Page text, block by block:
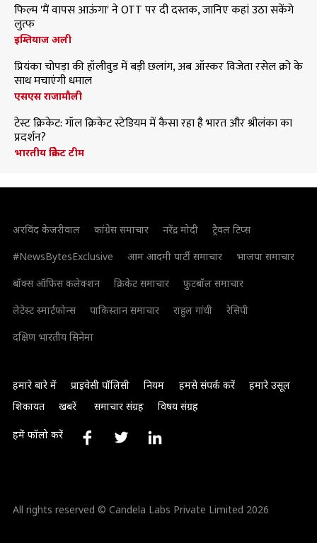
फिल्म 'मैं वापस आऊंगा' ने OTT पर दी दस्तक, जानिए कहां उठा सकेंगे
लुत्फ
इम्तियाज अली
प्रियंका चोपड़ा की हॉलीवुड में बड़ी छलांग, अब ऑस्कर विजेता रसेल क्रो के
साथ मचाएंगी धमाल
एसएस राजामौली
टेस्ट क्रिकेट: गॉल क्रिकेट स्टेडियम में कैसा रहा है भारत और श्रीलंका का
प्रदर्शन?
भारतीय क्रिकेट टीम
अरविंद केजरीवाल कांग्रेस समाचार नरेंद्र मोदी
ट्रैवल टिप्स
#NewsBytesExclusive
आम आदमी पार्टी समाचार
भाजपा समाचार
बॉक्स ऑफिस कलेक्शन
क्रिकेट समाचार
फुटबॉल समाचार
लेटेस्ट स्मार्टफोन्स
पाकिस्तान समाचार राहुल गांधी
रेसिपी
दक्षिण भारतीय सिनेमा
हमारे बारे में प्राइवेसी पॉलिसी नियम हमसे संपर्क करें
हमारे उसूल
शिकायत
खबरें समाचार संग्रह विषय संग्रह
हमें फॉलो करें
All rights reserved © Candela Labs Private Limited 2026